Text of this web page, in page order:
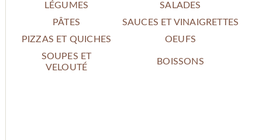
LÉGUMES
SALADES
PÂTES
SAUCES ET VINAIGRETTES
PIZZAS ET QUICHES
OEUFS
SOUPES ET
VELOUTÉ
BOISSONS